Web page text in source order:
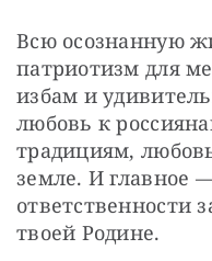
Всю осознанную
патриотизм для
избам и
любовь к
традициям,
земле. И главное
ответственности
твоей Родине.